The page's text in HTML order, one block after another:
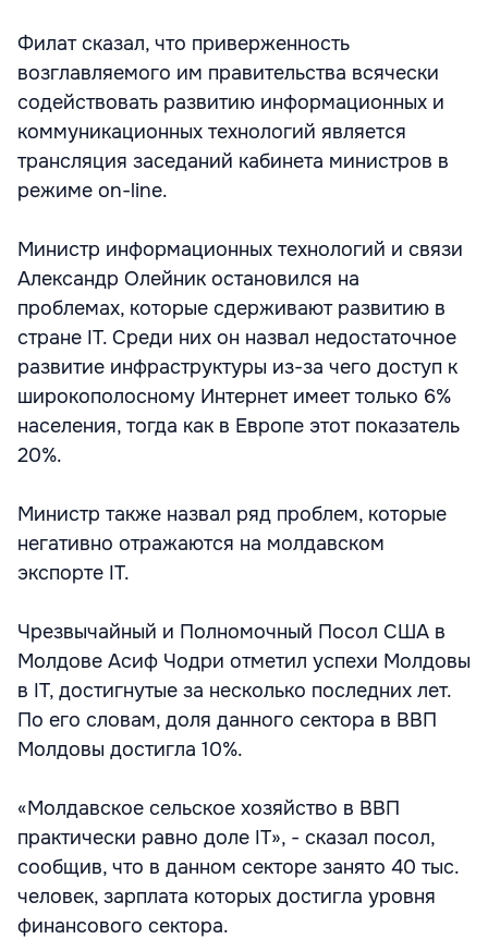
Филат сказал, что приверженность
возглавляемого им правительства всячески
содействовать развитию информационных и
коммуникационных технологий является
трансляция заседаний кабинета министров в
режиме on-line.
Министр информационных технологий и связи
Александр Олейник остановился на
проблемах, которые сдерживают развитию в
стране IT. Среди них он назвал недостаточное
развитие инфраструктуры из-за чего доступ к
широкополосному Интернет имеет только 6%
населения, тогда как в Европе этот показатель
20%.
Министр также назвал ряд проблем, которые
негативно отражаются на молдавском
экспорте IT.
Чрезвычайный и Полномочный Посол США в
Молдове Асиф Чодри отметил успехи Молдовы
в IT, достигнутые за несколько последних лет.
По его словам, доля данного сектора в ВВП
Молдовы достигла 10%.
«Молдавское сельское хозяйство в ВВП
практически равно доле IT», - сказал посол,
сообщив, что в данном секторе занято 40 тыс.
человек, зарплата которых достигла уровня
финансового сектора.